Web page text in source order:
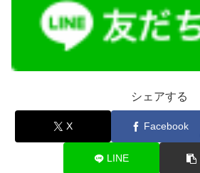
シェアする
X Facebook
LINE